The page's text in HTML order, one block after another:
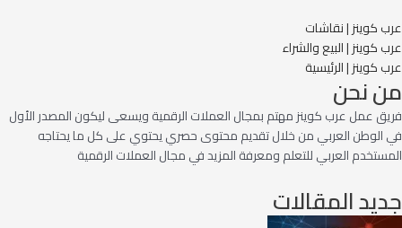
عرب كوينز | نقاشات
عرب كوينز | البيع والشراء
عرب كوينز | الرئيسية
من نحن
فريق عمل عرب كوينز مهتم بمجال العملات الرقمية ويسعى ليكون المصدر الأول
في الوطن العربي من خلال تقديم محتوى حصري يحتوي على كل ما يحتاجه
المستخدم العربي للتعلم ومعرفة المزيد في مجال العملات الرقمية
جديد المقالات